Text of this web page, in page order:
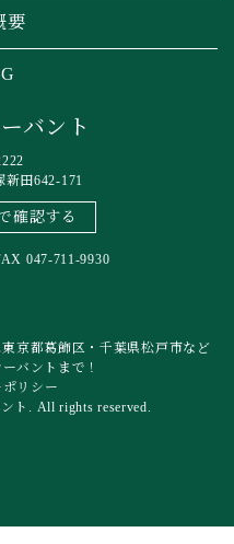
要
バント
田642-171
確認する
047-711-9930
京都葛飾区・千葉県松戸市など
バントまで！
リシー
ト. All rights reserved.